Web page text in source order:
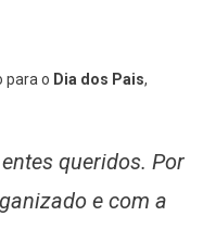
para o Dia dos Pais,
queridos. Por
e com a